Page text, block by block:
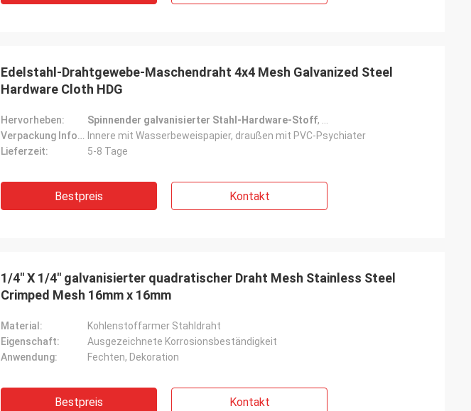
Edelstahl-Drahtgewebe-Maschendraht 4x4 Mesh Galvanized Steel
Hardware Cloth HDG
Hervorheben: Spinnender galvanisierter Stahl-Hardware-Stoff,
Verpackung Informationen: Innere mit Wasserbeweispapier, draußen mit PVC-Psychiater
Lieferzeit:
5-8 Tage
Bestpreis Kontakt
1/4" X 1/4" galvanisierter quadratischer Draht Mesh Stainless Steel
Crimped Mesh 16mm x 16mm
Material:
Kohlenstoffarmer Stahldraht
Eigenschaft:
Ausgezeichnete Korrosionsbeständigkeit
Anwendung:
Fechten, Dekoration
Bestpreis Kontakt